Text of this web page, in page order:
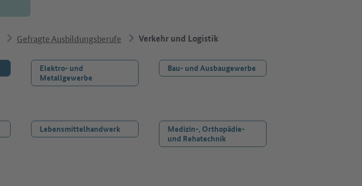
Gefragte Ausbildungsberufe Verkehr und Logistik
Elektro- und
Metallgewerbe
Bau- und Ausbaugewerbe
Lebensmittelhandwerk
Medizin-, Orthopädie-
und Rehatechnik